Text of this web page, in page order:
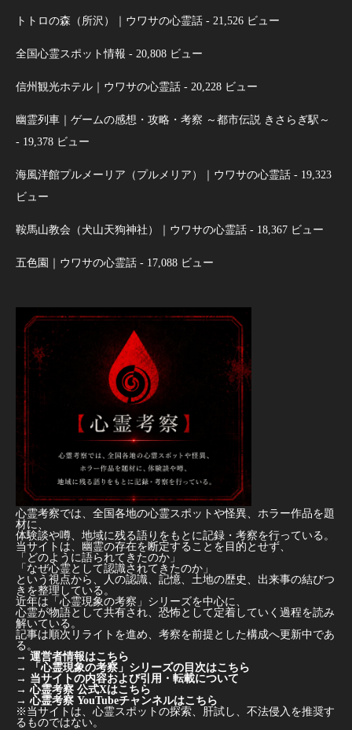
トトロの森（所沢）｜ウワサの心霊話 - 21,526 ビュー
全国心霊スポット情報 - 20,808 ビュー
信州観光ホテル｜ウワサの心霊話 - 20,228 ビュー
幽霊列車｜ゲームの感想・攻略・考察 ～都市伝説 きさらぎ駅～
- 19,378 ビュー
海風洋館プルメーリア（プルメリア）｜ウワサの心霊話 - 19,323
ビュー
鞍馬山教会（犬山天狗神社）｜ウワサの心霊話 - 18,367 ビュー
五色園｜ウワサの心霊話 - 17,088 ビュー
心霊考察では、全国各地の心霊スポットや怪異、ホラー作品を題
材に、
体験談や噂、地域に残る語りをもとに記録・考察を行っている。
当サイトは、幽霊の存在を断定することを目的とせず、
「どのように語られてきたのか」
「なぜ心霊として認識されてきたのか」
という視点から、人の認識、記憶、土地の歴史、出来事の結びつ
きを整理している。
近年は「心霊現象の考察」シリーズを中心に、
心霊が物語として共有され、恐怖として定着していく過程を読み
解いている。
記事は順次リライトを進め、考察を前提とした構成へ更新中であ
る。
→ 運営者情報はこちら
→
「心霊現象の考察」シリーズの目次はこちら
→ 当サイトの内容および引用・転載について
→ 心霊考察 公式Xはこちら
→ 心霊考察 YouTubeチャンネルはこちら
※当サイトは、心霊スポットの探索、肝試し、不法侵入を推奨す
るものではない。